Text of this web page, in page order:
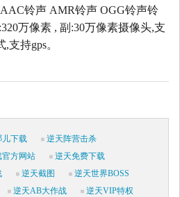
铃声 AMR铃声 OGG铃声铃
万像素 , 副:30万像素摄像头,支
支持gps。
儿下载
逆天阵营击杀
官方网站
逆天免费下载
逆天截图
逆天世界BOSS
逆天AB大作战
逆天VIP特权